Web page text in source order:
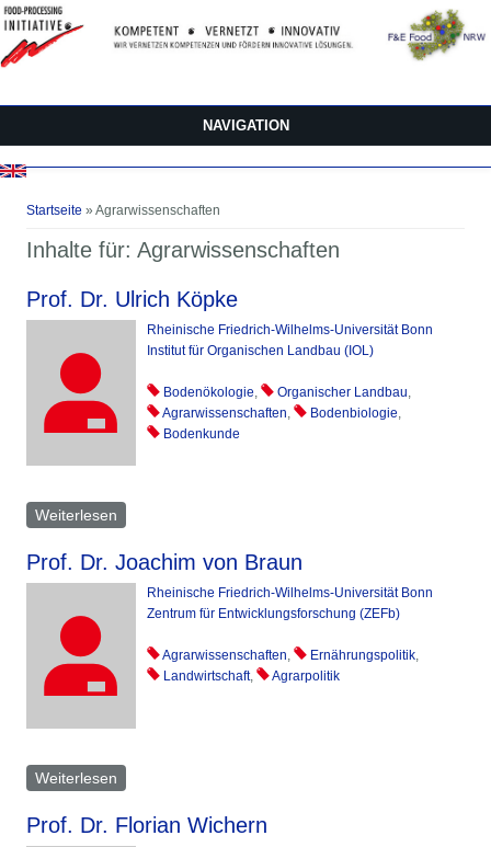
Direkt zum Inhalt
NAVIGATION
Startseite » Agrarwissenschaften
Inhalte für: Agrarwissenschaften
Prof. Dr. Ulrich Köpke
Rheinische Friedrich-Wilhelms-Universität Bonn
Institut für Organischen Landbau (IOL)
Bodenökologie, Organischer Landbau,
Agrarwissenschaften, Bodenbiologie,
Bodenkunde
Weiterlesen
Prof. Dr. Joachim von Braun
Rheinische Friedrich-Wilhelms-Universität Bonn
Zentrum für Entwicklungsforschung (ZEFb)
Agrarwissenschaften, Ernährungspolitik,
Landwirtschaft, Agrarpolitik
Weiterlesen
Prof. Dr. Florian Wichern